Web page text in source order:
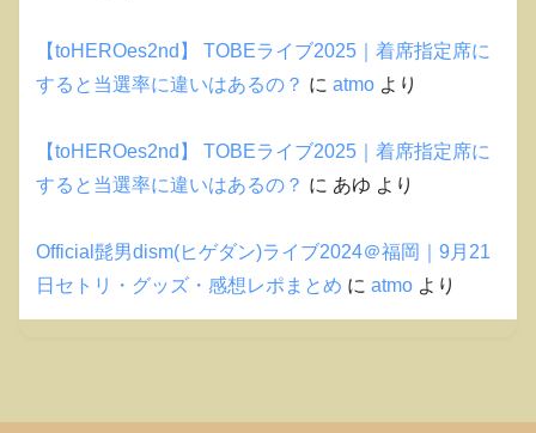
【toHEROes2nd】 TOBEライブ2025｜着席指定席に
すると当選率に違いはあるの？ に atmo より
【toHEROes2nd】 TOBEライブ2025｜着席指定席に
すると当選率に違いはあるの？ に あゆ より
Official髭男dism(ヒゲダン)ライブ2024＠福岡｜9月21
日セトリ・グッズ・感想レポまとめ に atmo より